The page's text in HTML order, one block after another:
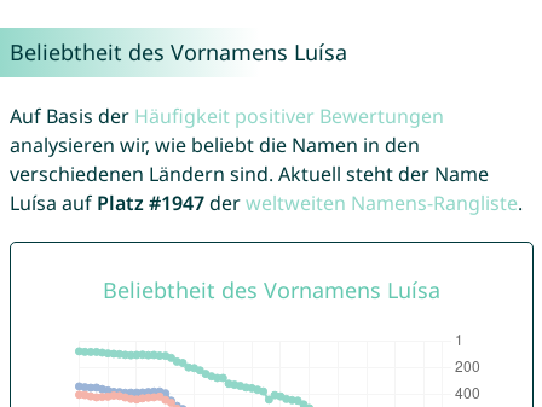
Beliebtheit des Vornamens Luísa
Auf Basis der Häufigkeit positiver Bewertungen
analysieren wir, wie beliebt die Namen in den
verschiedenen Ländern sind. Aktuell steht der Name
Luísa auf Platz #1947derweltweiten Namens-Rangliste.